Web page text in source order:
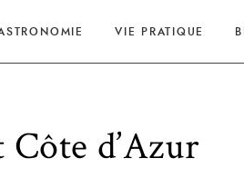
VIE PRATIQUE
d’Azur